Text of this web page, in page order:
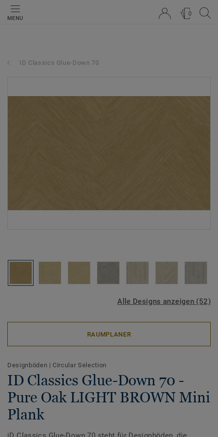
MENU
0
ID Classics Glue-Down 70
Alle Designs anzeigen (52)
RAUMPLANER
Designböden | Circular Selection
ID Classics Glue-Down 70 -
Pure Oak LIGHT BROWN Mini
Plank